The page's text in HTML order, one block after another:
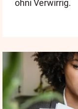
ohni Verwirrig.